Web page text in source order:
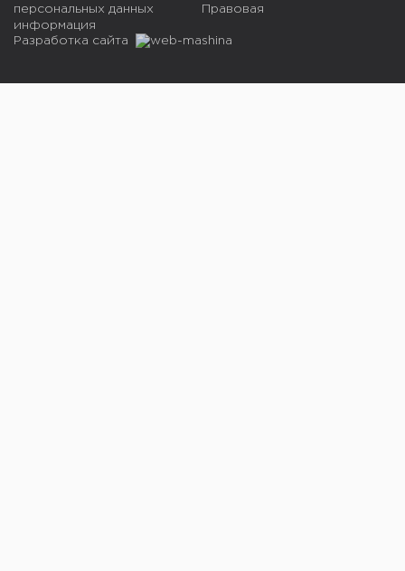
персональных данных
Правовая
информация
Разработка сайта